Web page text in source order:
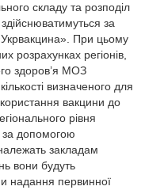
складу та розподіл
за
При цьому
розрахунках регіонів,
здоров’я МОЗ
визначеного для
вакцини до
рівня
за допомогою
закладам
вони будуть
надання первинної